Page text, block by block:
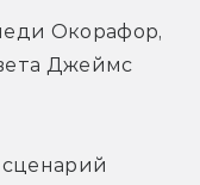
Окорафор,
Джеймс